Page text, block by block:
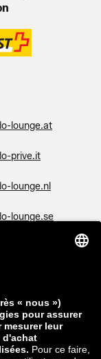
lounge.at
prive.it
lounge.nl
lounge.se
lounge.dk
lounge.cz
lounge.sk